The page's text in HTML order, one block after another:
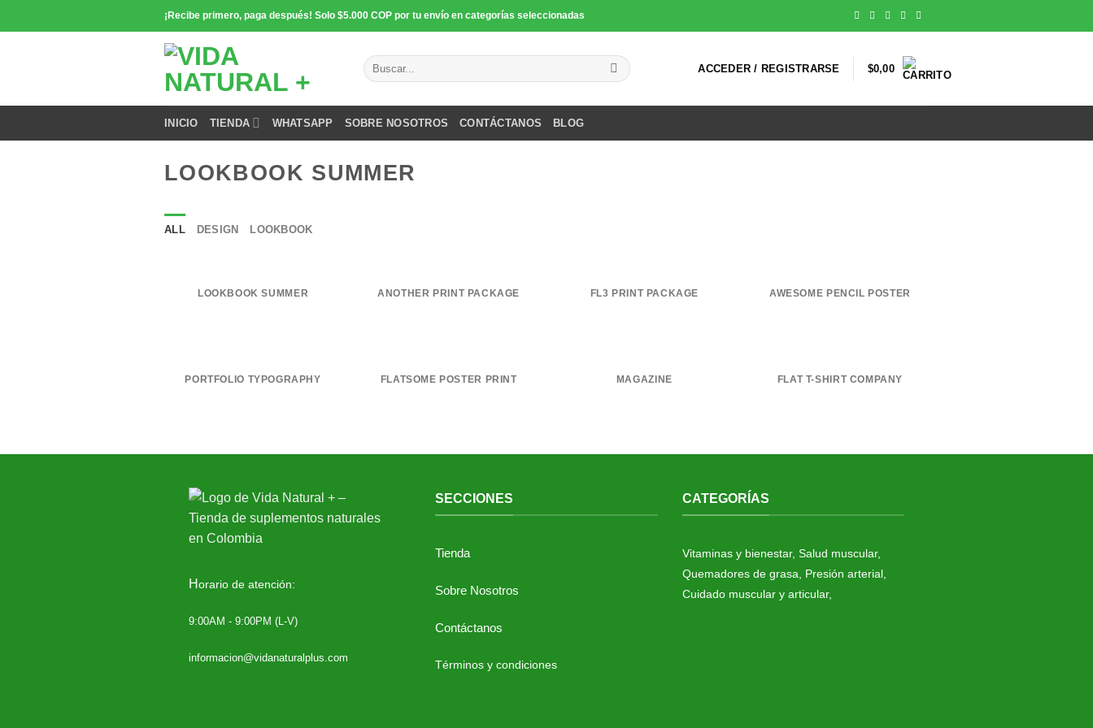
contenido
¡Recibe primero, paga después! Solo $5.000 COP por tu envío en categorías seleccionadas
Buscar
por:
ACCEDER / REGISTRARSE $0,00
INICIO TIENDA WHATSAPP SOBRE NOSOTROS CONTÁCTANOS BLOG
LOOKBOOK SUMMER
ALL DESIGN LOOKBOOK
LOOKBOOK SUMMER ANOTHER PRINT PACKAGE FL3 PRINT PACKAGE AWESOME PENCIL POSTER
PORTFOLIO TYPOGRAPHY FLATSOME POSTER PRINT MAGAZINE FLAT T-SHIRT COMPANY
Horario de atención:
9:00AM - 9:00PM (L-V)
informacion@vidanaturalplus.com
SECCIONES
Tienda
Sobre Nosotros
Contáctanos
Términos y condiciones
CATEGORÍAS
Vitaminas y bienestar, Salud muscular,
Quemadores de grasa
Presión arterial,
Cuidado muscular y articular,